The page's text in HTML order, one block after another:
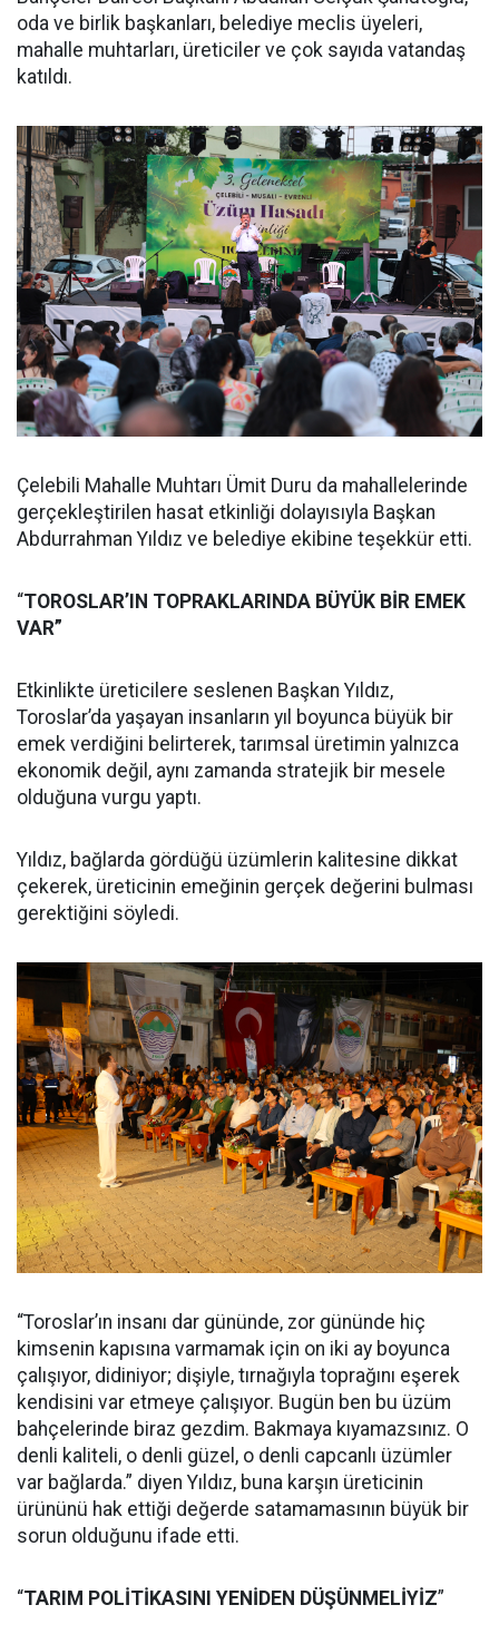
oda ve birlik başkanları, belediye meclis üyeleri,
mahalle muhtarları, üreticiler ve çok sayıda vatandaş
katıldı.
Çelebili Mahalle Muhtarı Ümit Duru da mahallelerinde
gerçekleştirilen hasat etkinliği dolayısıyla Başkan
Abdurrahman Yıldız ve belediye ekibine teşekkür etti.
“TOROSLAR’IN TOPRAKLARINDA BÜYÜK BİR EMEK
VAR”
Etkinlikte üreticilere seslenen Başkan Yıldız,
Toroslar’da yaşayan insanların yıl boyunca büyük bir
emek verdiğini belirterek, tarımsal üretimin yalnızca
ekonomik değil, aynı zamanda stratejik bir mesele
olduğuna vurgu yaptı.
Yıldız, bağlarda gördüğü üzümlerin kalitesine dikkat
çekerek, üreticinin emeğinin gerçek değerini bulması
gerektiğini söyledi.
“Toroslar’ın insanı dar gününde, zor gününde hiç
kimsenin kapısına varmamak için on iki ay boyunca
çalışıyor, didiniyor; dişiyle, tırnağıyla toprağını eşerek
kendisini var etmeye çalışıyor. Bugün ben bu üzüm
bahçelerinde biraz gezdim. Bakmaya kıyamazsınız. O
denli kaliteli, o denli güzel, o denli capcanlı üzümler
var bağlarda.” diyen Yıldız, buna karşın üreticinin
ürününü hak ettiği değerde satamamasının büyük bir
sorun olduğunu ifade etti.
“TARIM POLİTİKASINI YENİDEN DÜŞÜNMELİYİZ”